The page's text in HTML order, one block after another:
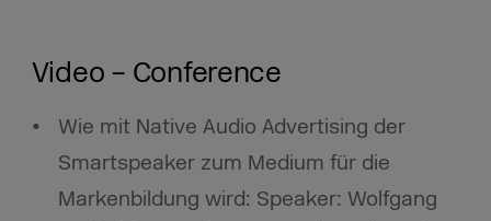
Video – Conference
Wie mit Native Audio Advertising der
Smartspeaker zum Medium für die
Markenbildung wird: Speaker: Wolfgang